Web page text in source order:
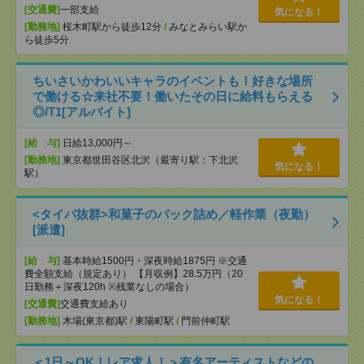
[交通費]一部支給
[勤務地] 桜木町駅から徒歩12分 / みなとみらい駅か
ら徒歩5分
気になる！
ちいさいかわいいキャラのイベントも！好きな場所
で働ける☆来社不要！働いたその日に給料もらえる
◎/T1[アルバイト]
[給 与] 日給13,000円～
[勤務地] 東京都世田谷区北沢（最寄り駅：下北沢
駅）
気になる！
<タイパ抜群>和菓子のパック詰め／軽作業（夜勤）
[派遣]
[給 与] 基本時給1500円・深夜時給1875円 ※交通
費全額支給（規定あり） 【月収例】28.5万円（20
日勤務＋深夜120h ※残業なしの場合）
[交通費]交通費支給あり
[勤務地] 木場(東京都)駅 / 東陽町駅 / 門前仲町駅
気になる！